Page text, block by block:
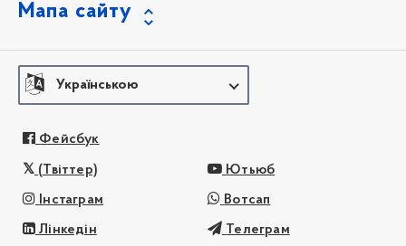
Мапа сайту
Українською
Фейсбук
(Твіттер) Ютьюб
Інстаграм Вотсап
Лінкедін Телеграм